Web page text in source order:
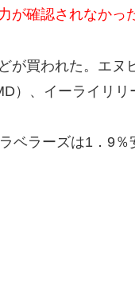
が確認されなかっ
が買われた。エヌ
）、イーライリリ
ベラーズは1．9